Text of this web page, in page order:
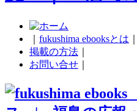
fukushima ebooksとは
掲載の方法
お問い合せ